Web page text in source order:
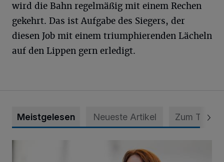
wird die Bahn regelmäßig mit einem Rechen
gekehrt. Das ist Aufgabe des Siegers, der
diesen Job mit einem triumphierenden Lächeln
auf den Lippen gern erledigt.
Meistgelesen Neueste Artikel Zum Thema